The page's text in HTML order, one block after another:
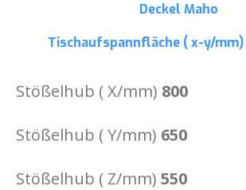
Deckel Maho
Tischaufspannfläche ( x-y/mm)
Stößelhub ( X/mm) 800
Stößelhub ( Y/mm) 650
Stößelhub ( Z/mm) 550